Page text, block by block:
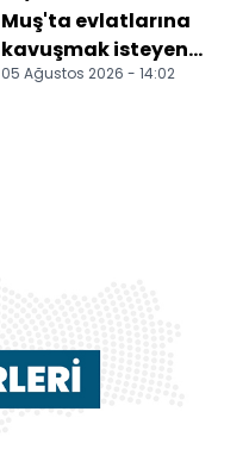
Muş'ta evlatlarına
kavuşmak isteyen
aileler, DEM Parti
05 Ağustos 2026 - 14:02